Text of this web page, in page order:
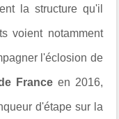
la structure qu'il
voient notamment
l'éclosion de
Franceen 2016,
d'étape sur la